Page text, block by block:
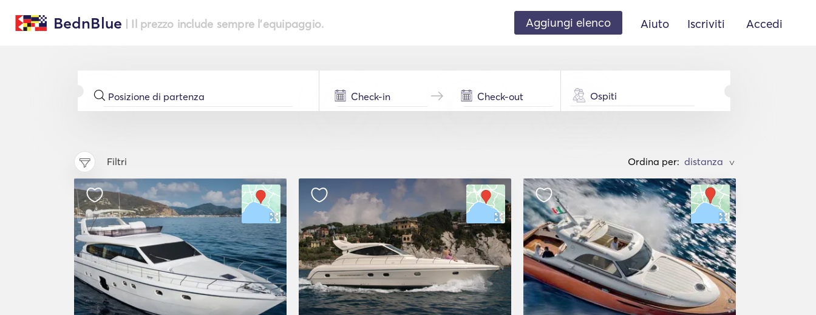
BednBlue | Il prezzo include sempre l'equipaggio. Aggiungi elenco Aiuto Iscriviti Accedi
Ospiti
Filtri Ordina per: >